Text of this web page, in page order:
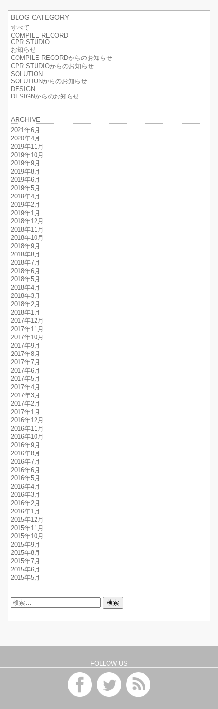
BLOG CATEGORY
すべて
COMPILE RECORD
CPR STUDIO
お知らせ
COMPILE RECORDからのお知らせ
CPR STUDIOからのお知らせ
SOLUTION
SOLUTIONからのお知らせ
DESIGN
DESIGNからのお知らせ
ARCHIVE
2021年6月
2020年4月
2019年11月
2019年10月
2019年9月
2019年8月
2019年6月
2019年5月
2019年4月
2019年2月
2019年1月
2018年12月
2018年11月
2018年10月
2018年9月
2018年8月
2018年7月
2018年6月
2018年5月
2018年4月
2018年3月
2018年2月
2018年1月
2017年12月
2017年11月
2017年10月
2017年9月
2017年8月
2017年7月
2017年6月
2017年5月
2017年4月
2017年3月
2017年2月
2017年1月
2016年12月
2016年11月
2016年10月
2016年9月
2016年8月
2016年7月
2016年6月
2016年5月
2016年4月
2016年3月
2016年2月
2016年1月
2015年12月
2015年11月
2015年10月
2015年9月
2015年8月
2015年7月
2015年6月
2015年5月
検
索:
FOLLOW US